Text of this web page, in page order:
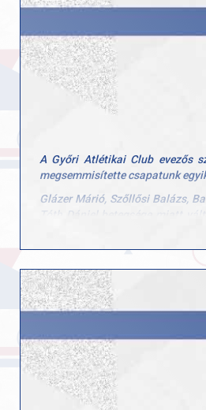
Dr. Alföldi Zoltán
Július 25–27. között szurkoljatok
Hajrá GYAC, hajrá magyar csapat!
A Győri Atlétikai Club evezős
megsemmisítette csapatunk
Glázer Márió, Szőllősi Balázs,
Tóth Dániel betegsége miatt
A futam után benyújtott óvás
fellebbezésünket, hiszen
Büszkék vagyunk
támogatást, a szurkolást és a